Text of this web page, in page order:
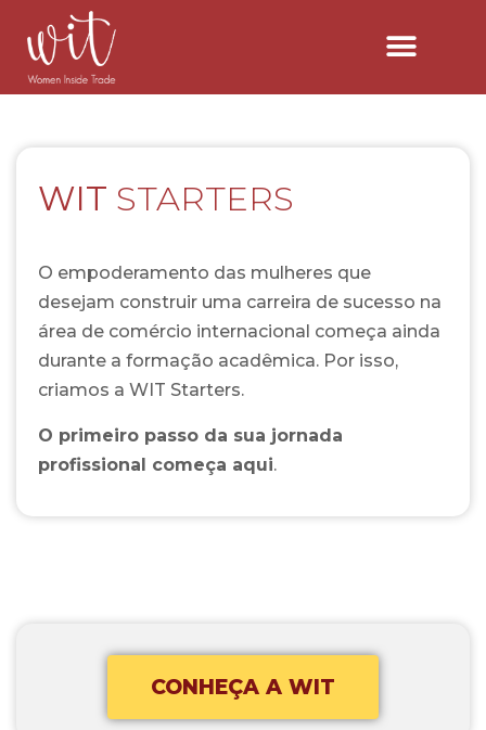
WIT STARTERS
O empoderamento das mulheres que
desejam construir uma carreira de sucesso na
área de comércio internacional começa ainda
durante a formação acadêmica. Por isso,
criamos a WIT Starters.
O primeiro passo da sua jornada
profissional começa aqui.
CONHEÇA A WIT